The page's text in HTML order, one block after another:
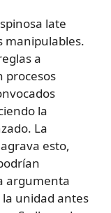
late
manipulables.
a
procesos
la
La
agrava esto,
argumenta
unidad antes